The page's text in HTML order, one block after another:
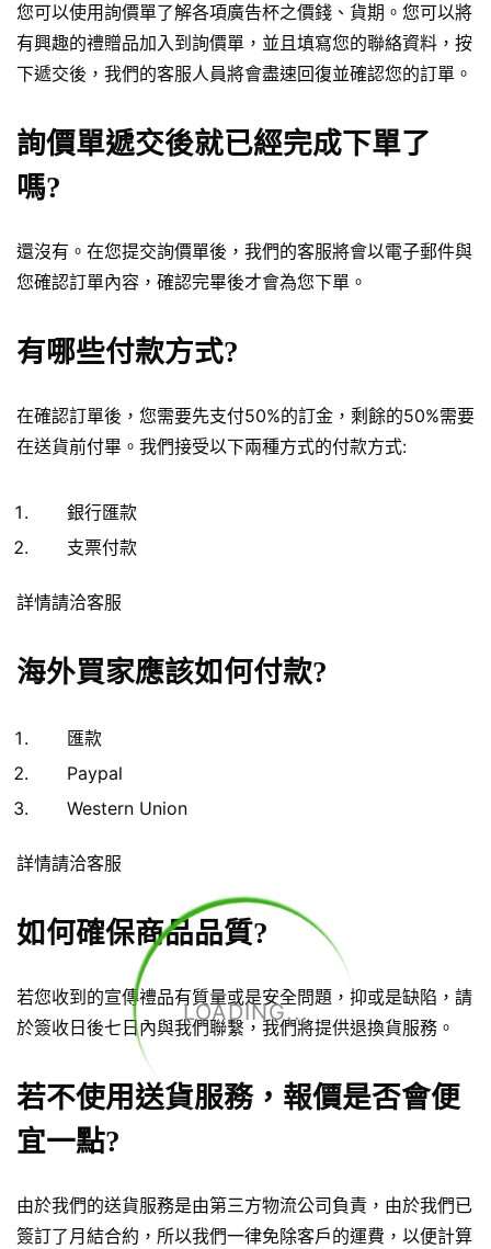
LOADING...
您可以使用詢價單了解各項廣告杯之價錢、貨期。您可以將
有興趣的禮贈品加入到詢價單，並且填寫您的聯絡資料，按
下遞交後，我們的客服人員將會盡速回復並確認您的訂單。
詢價單遞交後就已經完成下單了
嗎?
還沒有。在您提交詢價單後，我們的客服將會以電子郵件與
您確認訂單內容，確認完畢後才會為您下單。
有哪些付款方式?
在確認訂單後，您需要先支付50%的訂金，剩餘的50%需要
在送貨前付畢。我們接受以下兩種方式的付款方式:
銀行匯款
支票付款
詳情請洽客服
海外買家應該如何付款?
匯款
Paypal
Western Union
詳情請洽客服
如何確保商品品質?
若您收到的宣傳禮品有質量或是安全問題，抑或是缺陷，請
於簽收日後七日內與我們聯繫，我們將提供退換貨服務。
若不使用送貨服務，報價是否會便
宜一點?
由於我們的送貨服務是由第三方物流公司負責，由於我們已
簽訂了月結合約，所以我們一律免除客戶的運費，以便計算